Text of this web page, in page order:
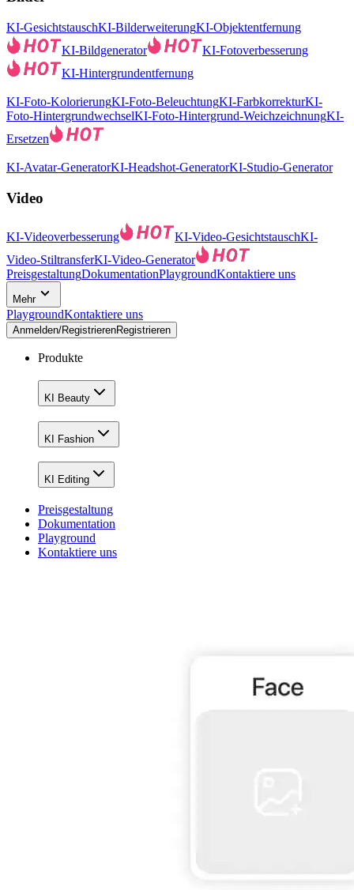
KI-GesichtstauschKI-BilderweiterungKI-Objektentfernung
KI-Bildgenerator
KI-Fotoverbesserung
KI-Hintergrundentfernung
KI-Foto-KolorierungKI-Foto-BeleuchtungKI-FarbkorrekturKI-
Foto-HintergrundwechselKI-Foto-Hintergrund-WeichzeichnungKI-
Ersetzen
KI-Avatar-GeneratorKI-Headshot-GeneratorKI-Studio-Generator
Video
KI-Videoverbesserung KI-Video-GesichtstauschKI-
Video-StiltransferKI-Video-Generator
PreisgestaltungDokumentationPlaygroundKontaktiere uns
Mehr
PlaygroundKontaktiere uns
Anmelden/RegistrierenRegistrieren
Produkte
KI Beauty
KI Fashion
KI Editing
Preisgestaltung
Dokumentation
Playground
Kontaktiere uns